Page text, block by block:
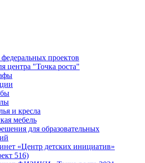
проектов
центра "Точка роста"
и кресла
мебель
для образовательных
«Центр детских инициатив»
516)